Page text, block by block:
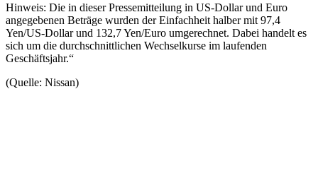
Hinweis: Die in dieser Pressemitteilung in US-Dollar und Euro
angegebenen Beträge wurden der Einfachheit halber mit 97,4
Yen/US-Dollar und 132,7 Yen/Euro umgerechnet. Dabei handelt es
sich um die durchschnittlichen Wechselkurse im laufenden
Geschäftsjahr.“
(Quelle: Nissan)